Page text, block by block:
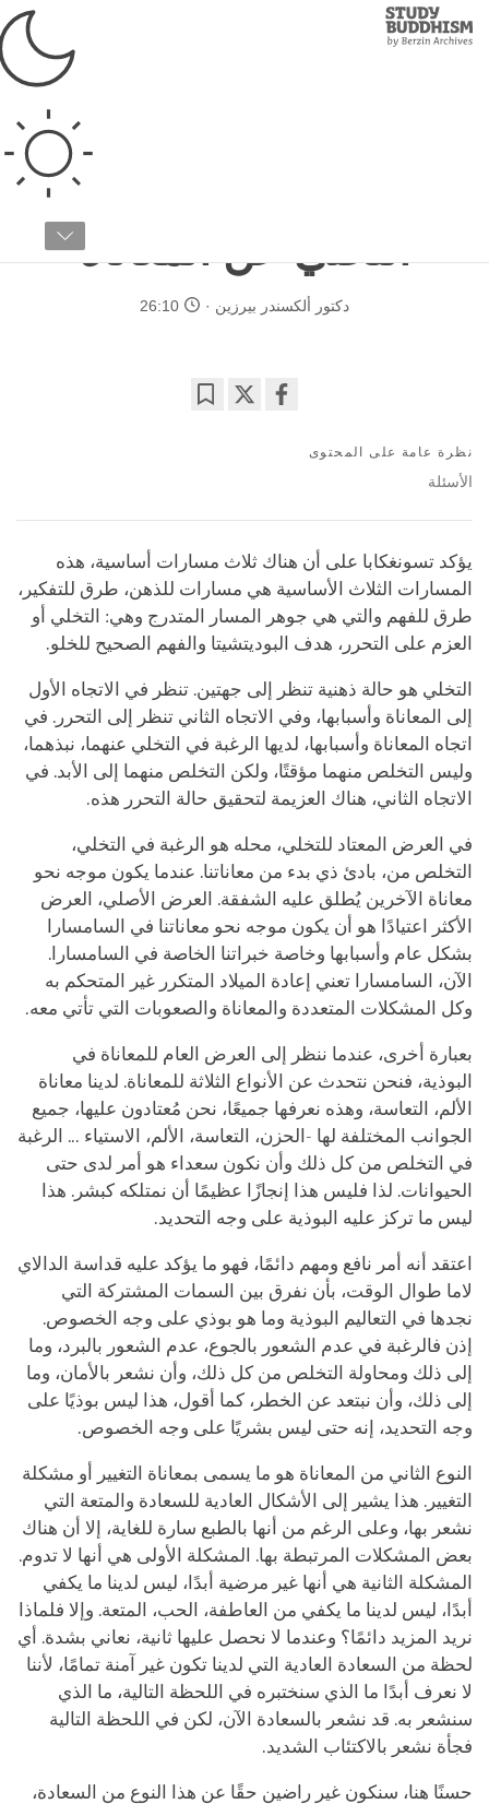
Study
Buddhism
التخلي عن المعاناة
دكتور ألكسندر بيرزين 26:10
نظرة عامة على المحتوى
الأسئلة
يؤكد تسونغكابا على أن هناك ثلاث مسارات أساسية، هذه
المسارات الثلاث الأساسية هي مسارات للذهن، طرق للتفكير،
طرق للفهم والتي هي جوهر المسار المتدرج وهي: التخلي أو
العزم على التحرر، هدف البوديتشيتا والفهم الصحيح للخلو.
التخلي هو حالة ذهنية تنظر إلى جهتين. تنظر في الاتجاه الأول
إلى المعاناة وأسبابها، وفي الاتجاه الثاني تنظر إلى التحرر. في
اتجاه المعاناة وأسبابها، لديها الرغبة في التخلي عنهما، نبذهما،
وليس التخلص منهما مؤقتًا، ولكن التخلص منهما إلى الأبد. في
الاتجاه الثاني، هناك العزيمة لتحقيق حالة التحرر هذه.
في العرض المعتاد للتخلي، محله هو الرغبة في التخلي،
التخلص من، بادئ ذي بدء من معاناتنا. عندما يكون موجه نحو
معاناة الآخرين يُطلق عليه الشفقة. العرض الأصلي، العرض
الأكثر اعتيادًا هو أن يكون موجه نحو معاناتنا في السامسارا
بشكل عام وأسبابها وخاصة خبراتنا الخاصة في السامسارا.
الآن، السامسارا تعني إعادة الميلاد المتكرر غير المتحكم به
وكل المشكلات المتعددة والمعاناة والصعوبات التي تأتي معه.
بعبارة أخرى، عندما ننظر إلى العرض العام للمعاناة في
البوذية، فنحن نتحدث عن الأنواع الثلاثة للمعاناة. لدينا معاناة
الألم، التعاسة، وهذه نعرفها جميعًا، نحن مُعتادون عليها، جميع
الجوانب المختلفة لها -الحزن، التعاسة، الألم، الاستياء ... الرغبة
في التخلص من كل ذلك وأن نكون سعداء هو أمر لدى حتى
الحيوانات. لذا فليس هذا إنجازًا عظيمًا أن نمتلكه كبشر. هذا
ليس ما تركز عليه البوذية على وجه التحديد.
اعتقد أنه أمر نافع ومهم دائمًا، فهو ما يؤكد عليه قداسة الدالاي
لاما طوال الوقت، بأن نفرق بين السمات المشتركة التي
نجدها في التعاليم البوذية وما هو بوذي على وجه الخصوص.
إذن فالرغبة في عدم الشعور بالجوع، عدم الشعور بالبرد، وما
إلى ذلك ومحاولة التخلص من كل ذلك، وأن نشعر بالأمان، وما
إلى ذلك، وأن نبتعد عن الخطر، كما أقول، هذا ليس بوذيًا على
وجه التحديد، إنه حتى ليس بشريًا على وجه الخصوص.
النوع الثاني من المعاناة هو ما يسمى بمعاناة التغيير أو مشكلة
التغيير. هذا يشير إلى الأشكال العادية للسعادة والمتعة التي
نشعر بها، وعلى الرغم من أنها بالطبع سارة للغاية، إلا أن هناك
بعض المشكلات المرتبطة بها. المشكلة الأولى هي أنها لا تدوم.
المشكلة الثانية هي أنها غير مرضية أبدًا، ليس لدينا ما يكفي
أبدًا، ليس لدينا ما يكفي من العاطفة، الحب، المتعة. وإلا فلماذا
نريد المزيد دائمًا؟ وعندما لا نحصل عليها ثانية، نعاني بشدة. أي
لحظة من السعادة العادية التي لدينا تكون غير آمنة تمامًا، لأننا
لا نعرف أبدًا ما الذي سنختبره في اللحظة التالية، ما الذي
سنشعر به. قد نشعر بالسعادة الآن، لكن في اللحظة التالية
فجأة نشعر بالاكتئاب الشديد.
حسنًا هنا، سنكون غير راضين حقًا عن هذا النوع من السعادة،